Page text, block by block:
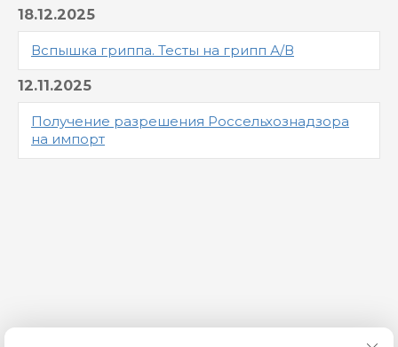
18.12.2025
Вспышка гриппа. Тесты на грипп А/В
12.11.2025
Получение разрешения Россельхознадзора
на импорт